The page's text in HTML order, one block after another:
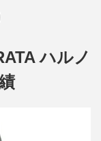
ハルノ